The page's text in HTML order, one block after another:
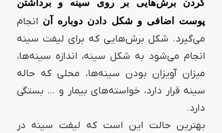
کردن برش‌هایی بر روی سینه و برداشتن
پوست اضافی و شکل دادن دوباره آن انجام
می‌گیرد. شکل برش‌هایی که برای لیفت سینه
انجام می‌شود به شکل سینه، اندازه سینه‌ها،
میزان آویزان بودن سینه‌ها، محلی که حاله
سینه قرار دارد، خواسته‌های بیمار و … بستگی
دارد.
بهترین حالت این است که لیفت سینه در